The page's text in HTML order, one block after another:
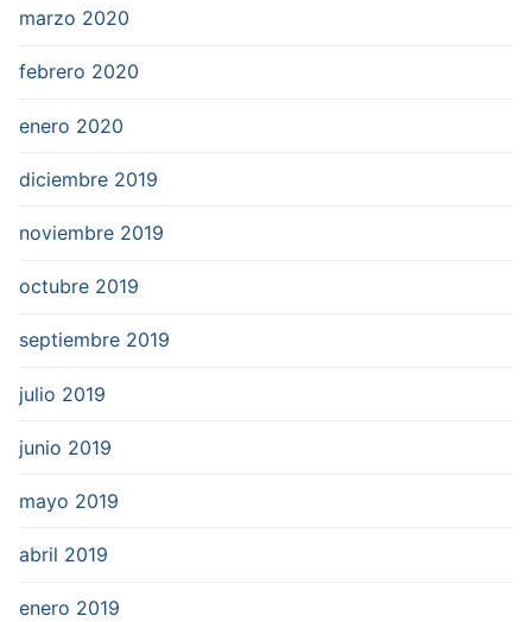
marzo 2020
febrero 2020
enero 2020
diciembre 2019
noviembre 2019
octubre 2019
septiembre 2019
julio 2019
junio 2019
mayo 2019
abril 2019
enero 2019